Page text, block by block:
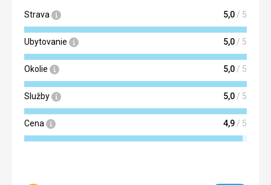
Strava 5,0/ 5
Ubytovanie 5,0/ 5
Okolie 5,0/ 5
Služby 5,0/ 5
Cena 4,9/ 5